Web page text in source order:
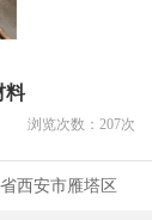
料
浏览次数： 207次
西安市雁塔区